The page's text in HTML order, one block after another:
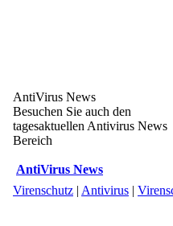
AntiVirus News
Besuchen Sie auch den
tagesaktuellen Antivirus News
Bereich
AntiVirus News
Virenschutz | Antivirus |